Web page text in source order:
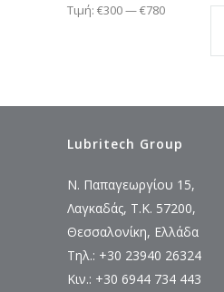
Τιμή: €300—€780
Lubritech Group
Ν. Παπαγεωργίου 15,
Λαγκαδάς, Τ.Κ. 57200,
Θεσσαλονίκη, Ελλάδα
Τηλ.: +30 23940 26324
Κιν.: +30 6944 734 443